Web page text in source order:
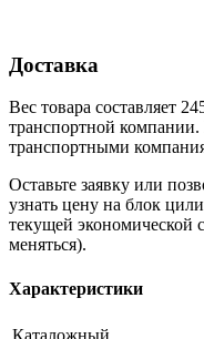
Доставка
Вес товара составляет
транспортной компании.
транспортными
Оставьте заявку или
узнать цену на блок
текущей экономической
меняться).
Характеристики
Каталожный